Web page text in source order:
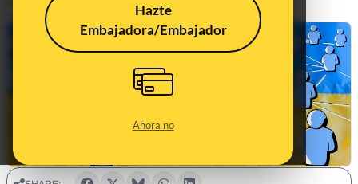
Hazte
Embajadora/Embajador
Ahora no
Publicado el
Actualizado el
Mar 11, 2022, 12:24:00 PM